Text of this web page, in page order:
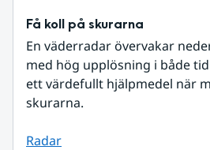
Få koll på skurarna
En väderradar övervakar
med hög upplösning i både
ett värdefullt hjälpmedel när
skurarna.
Radar